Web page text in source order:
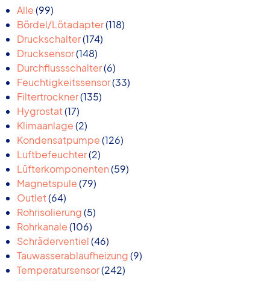
Alle 9999
Produkte
Bördel/Lötadapter 118118
Druckschalter 174174
Drucksensor 148148
Produkte
Durchflussschalter 66
Produkte
Feuchtigkeitssensor 3333
Filtertrockner 135135
Hygrostat 1717
Produkte
Klimaanlage 22
Produkte
Kondensatpumpe 126126
Luftbefeuchter 22
Produkte
Lüfterkomponenten 5959
Magnetspule 7979
Outlet 6464
Produkte
Rohrisolierung 55
Rohrkanale 106106
Produkte
Schräderventiel 4646
Produkte
Tauwasserablaufheizung 99
Temperatursensor 242242